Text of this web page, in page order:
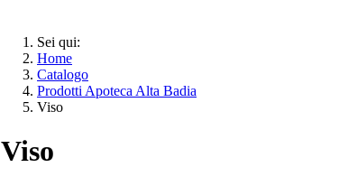
Sei qui:
Home
Catalogo
Prodotti Apoteca Alta Badia
Viso
Viso